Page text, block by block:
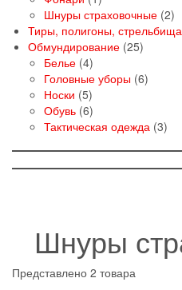
товар
Шнуры страховочные 22
Тиры, полигоны,
Обмундирование 2525
Белье 44
товара
Головные уборы 66
Носки 55
товаров
Обувь 66
товаров
Тактическая одежда 33
Шнуры
Представлено 2 товара